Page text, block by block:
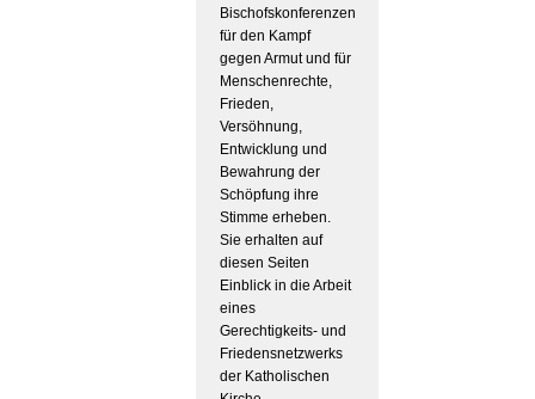
Bischofskonferenzen
für den Kampf
gegen Armut und für
Menschenrechte,
Frieden,
Versöhnung,
Entwicklung und
Bewahrung der
Schöpfung ihre
Stimme erheben.
Sie erhalten auf
diesen Seiten
Einblick in die Arbeit
eines
Gerechtigkeits- und
Friedensnetzwerks
der Katholischen